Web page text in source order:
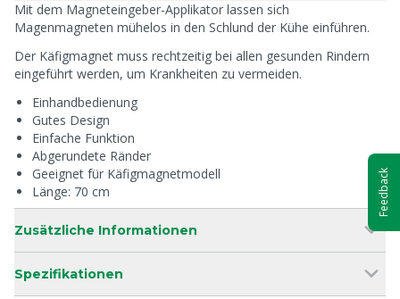
Mit dem Magneteingeber-Applikator lassen sich
Magenmagneten mühelos in den Schlund der Kühe einführen.
Der Käfigmagnet muss rechtzeitig bei allen gesunden Rindern
eingeführt werden, um Krankheiten zu vermeiden.
Einhandbedienung
Gutes Design
Einfache Funktion
Abgerundete Ränder
Geeignet für Käfigmagnetmodell
Länge: 70 cm
Zusätzliche Informationen
Spezifikationen
Feedback